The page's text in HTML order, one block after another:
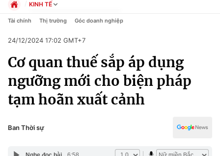
Chuyên mục
Chính trị
Xã hội
Pháp luật
KINH TẾ
Chính trị
Pháp luật
Kinh tế
Thể thao
Truyền hình
Văn hóa - Giải trí
Công nghệ
Tài chính Thị trường Góc doanh nghiệp
24/12/2024 17:02 GMT+7
Cơ quan thuế sắp áp dụng
ngưỡng mới cho biện pháp
tạm hoãn xuất cảnh
Ban Thời sự